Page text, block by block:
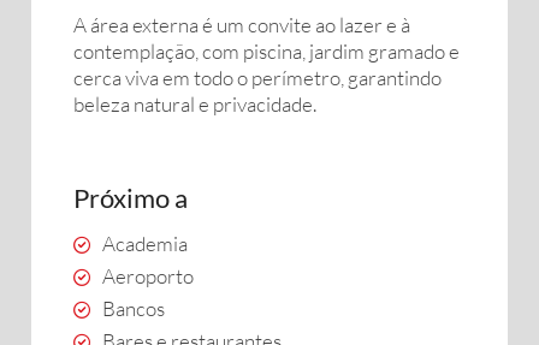
A área externa é um convite ao lazer e à
contemplação, com piscina, jardim gramado e
cerca viva em todo o perímetro, garantindo
beleza natural e privacidade.
Próximo a
Academia
Aeroporto
Bancos